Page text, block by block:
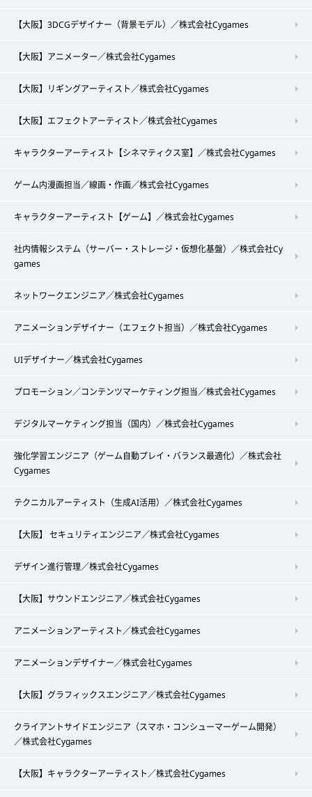
【大阪】3DCGデザイナー（背景モデル）／株式会社Cygames
【大阪】アニメーター／株式会社Cygames
【大阪】リギングアーティスト／株式会社Cygames
【大阪】エフェクトアーティスト／株式会社Cygames
キャラクターアーティスト【シネマティクス室】／株式会社Cygames
ゲーム内漫画担当／線画・作画／株式会社Cygames
キャラクターアーティスト【ゲーム】／株式会社Cygames
社内情報システム（サーバー・ストレージ・仮想化基盤）／株式会社Cy
games
ネットワークエンジニア／株式会社Cygames
アニメーションデザイナー（エフェクト担当）／株式会社Cygames
UIデザイナー／株式会社Cygames
プロモーション／コンテンツマーケティング担当／株式会社Cygames
デジタルマーケティング担当（国内）／株式会社Cygames
強化学習エンジニア（ゲーム自動プレイ・バランス最適化）／株式会社
Cygames
テクニカルアーティスト（生成AI活用）／株式会社Cygames
【大阪】 セキュリティエンジニア／株式会社Cygames
デザイン進行管理／株式会社Cygames
【大阪】サウンドエンジニア／株式会社Cygames
アニメーションアーティスト／株式会社Cygames
アニメーションデザイナー／株式会社Cygames
【大阪】グラフィックスエンジニア／株式会社Cygames
クライアントサイドエンジニア（スマホ・コンシューマーゲーム開発）
／株式会社Cygames
【大阪】キャラクターアーティスト／株式会社Cygames